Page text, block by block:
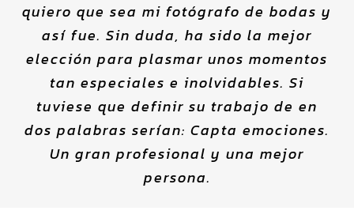
quiero que sea mi fotógrafo de bodas y
así fue. Sin duda, ha sido la mejor
elección para plasmar unos momentos
tan especiales e inolvidables. Si
tuviese que definir su trabajo de en
dos palabras serían: Capta emociones.
Un gran profesional y una mejor
persona.